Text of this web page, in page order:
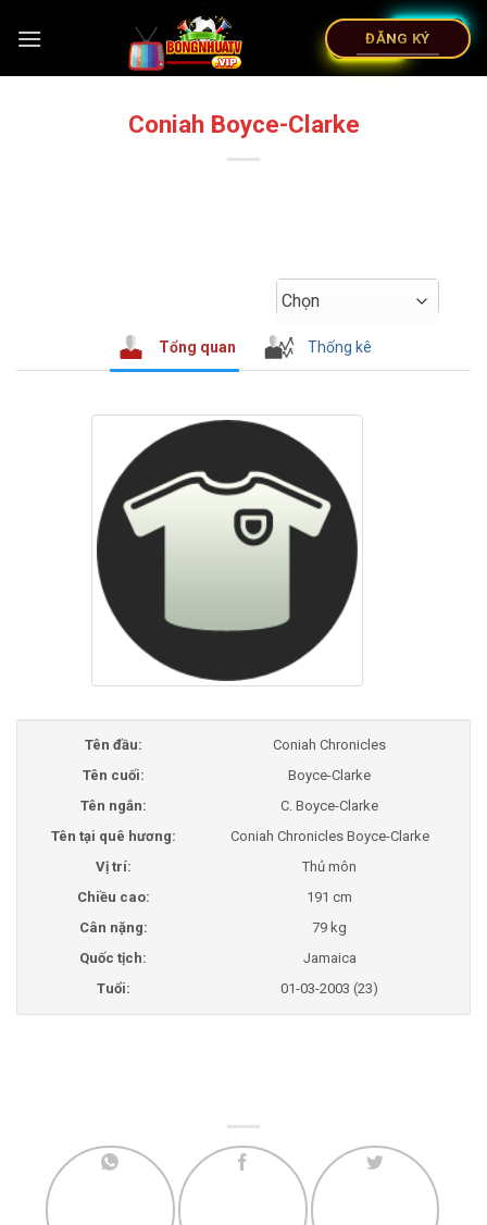
ĐĂNG KÝ
Coniah Boyce-Clarke
Chọn
Tổng quan Thống kê
Tên đầu:
Coniah Chronicles
Tên cuối:
Boyce-Clarke
Tên ngắn:
C. Boyce-Clarke
Tên tại quê hương:
Coniah Chronicles Boyce-Clarke
Vị trí:
Thủ môn
Chiều cao:
191 cm
Cân nặng:
79 kg
Quốc tịch:
Jamaica
Tuổi:
01-03-2003 (23)